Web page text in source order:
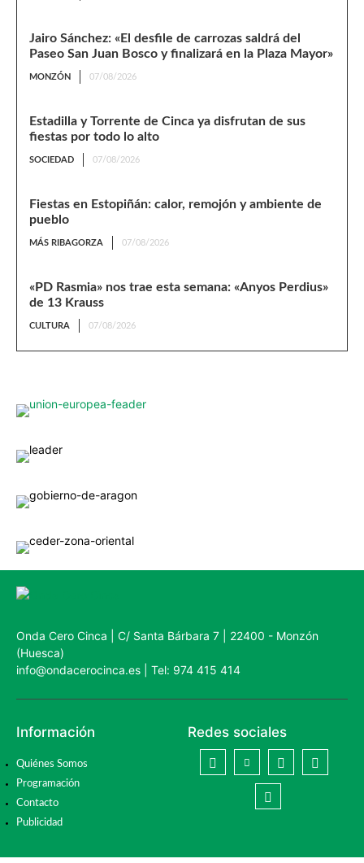
Jairo Sánchez: «El desfile de carrozas saldrá del
Paseo San Juan Bosco y finalizará en la Plaza Mayor»
MONZÓN 07/08/2026
Estadilla y Torrente de Cinca ya disfrutan de sus
fiestas por todo lo alto
SOCIEDAD 07/08/2026
Fiestas en Estopiñán: calor, remojón y ambiente de
pueblo
MÁS RIBAGORZA 07/08/2026
«PD Rasmia» nos trae esta semana: «Anyos Perdius»
de 13 Krauss
CULTURA 07/08/2026
Onda Cero Cinca | C/ Santa Bárbara 7 | 22400 - Monzón
(Huesca)
info@ondacerocinca.es | Tel: 974 415 414
Información
Quiénes Somos
Programación
Contacto
Publicidad
Redes sociales